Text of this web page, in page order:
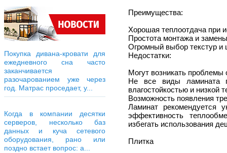
Покупка дивана-кровати для
ежедневного сна часто
заканчивается
разочарованием уже через
год. Матрас проседает, у...
Когда в компании десятки
серверов, несколько баз
данных и куча сетевого
оборудования, рано или
поздно встает вопрос: а...
Преимущества:
Хорошая теплоотдача при
Простота монтажа и
Огромный выбор текстур и
Недостатки:
Могут возникать
Не все виды ламината
влагостойкостью и низкой
Возможность появления
Ламинат рекомендуется
эффективность
избегать использования
Плитка